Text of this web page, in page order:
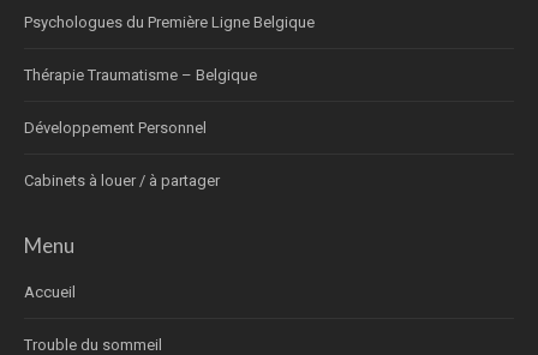
Psychologues du Première Ligne Belgique
Thérapie Traumatisme – Belgique
Développement Personnel
Cabinets à louer / à partager
Menu
Accueil
Trouble du sommeil